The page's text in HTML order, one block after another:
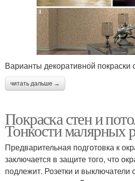
Варианты декоративной покраски
читать дальше →
Покраска стен и
Тонкости малярных
Предварительная подготовка к
заключается в защите того, что
подлежит. Розетки и выключатели